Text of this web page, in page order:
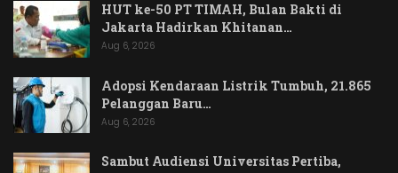
HUT ke-50 PT TIMAH, Bulan Bakti di
Jakarta Hadirkan Khitanan…
Aug 6, 2026
Adopsi Kendaraan Listrik Tumbuh, 21.865
Pelanggan Baru…
Aug 6, 2026
Sambut Audiensi Universitas Pertiba,